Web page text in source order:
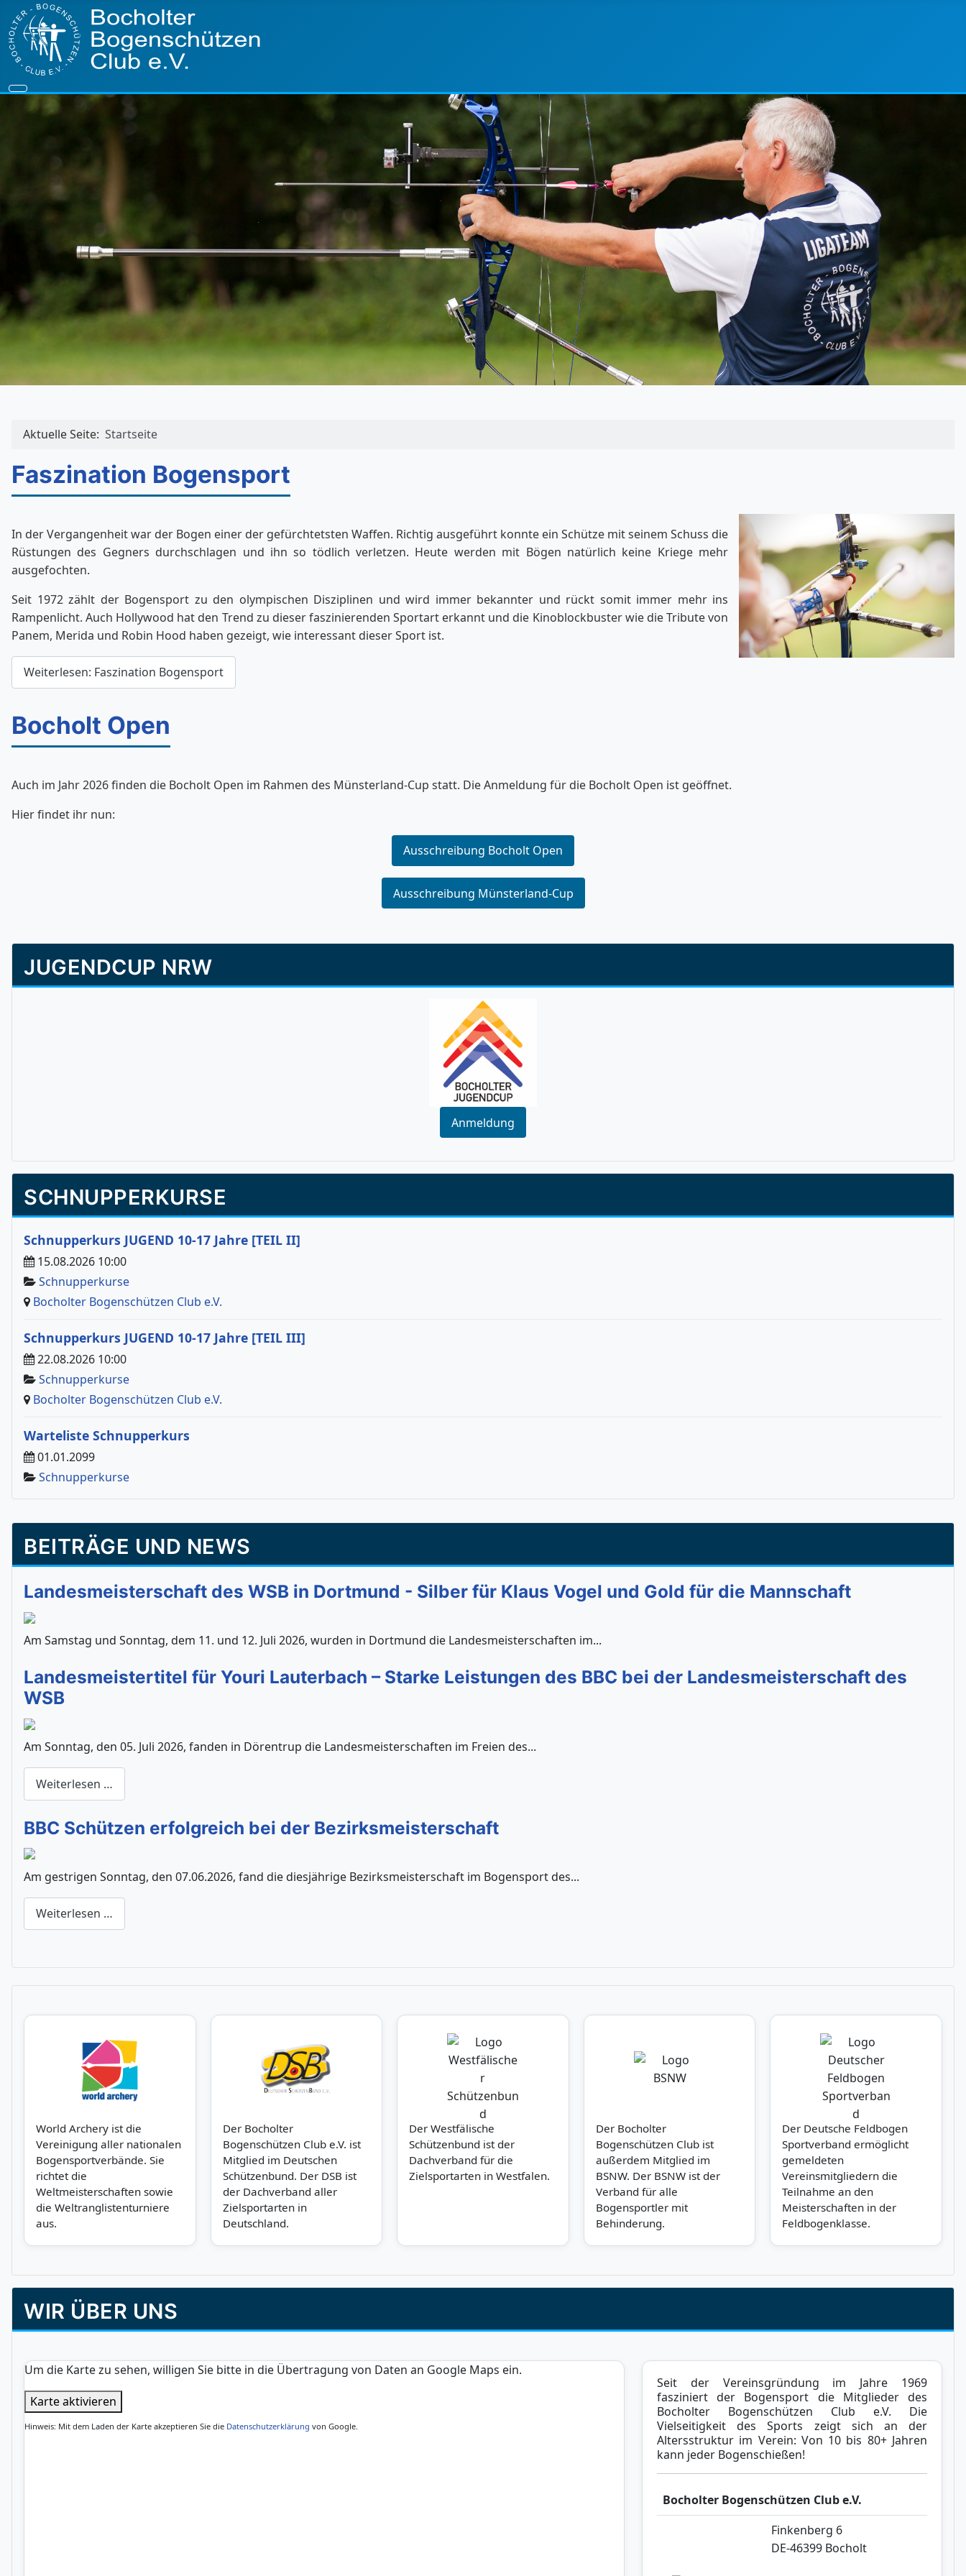
BEITRÄGE UND NEWS
Landesmeisterschaft des WSB in Dortmund - Silber für Klaus Vogel und Gold für die Mannschaft
Am Samstag und Sonntag, dem 11. und 12. Juli 2026, wurden in Dortmund die Landesmeisterschaften im...
Landesmeistertitel für Youri Lauterbach – Starke Leistungen des BBC bei der Landesmeisterschaft des
WSB
Am Sonntag, den 05. Juli 2026, fanden in Dörentrup die Landesmeisterschaften im Freien des...
Weiterlesen …
BBC Schützen erfolgreich bei der Bezirksmeisterschaft
Am gestrigen Sonntag, den 07.06.2026, fand die diesjährige Bezirksmeisterschaft im Bogensport des...
Weiterlesen …
Aktuelle Seite: Startseite
Faszination Bogensport
In der Vergangenheit war der Bogen einer der gefürchtetsten Waffen. Richtig ausgeführt konnte ein Schütze mit seinem Schuss die
Rüstungen des Gegners durchschlagen und ihn so tödlich verletzen. Heute werden mit Bögen natürlich keine Kriege mehr
ausgefochten.
Seit 1972 zählt der Bogensport zu den olympischen Disziplinen und wird immer bekannter und rückt somit immer mehr ins
Rampenlicht. Auch Hollywood hat den Trend zu dieser faszinierenden Sportart erkannt und die Kinoblockbuster wie die Tribute von
Panem, Merida und Robin Hood haben gezeigt, wie interessant dieser Sport ist.
Weiterlesen: Faszination Bogensport
Bocholt Open
Auch im Jahr 2026 finden die Bocholt Open im Rahmen des Münsterland-Cup statt. Die Anmeldung für die Bocholt Open ist geöffnet.
Hier findet ihr nun:
Ausschreibung Bocholt Open
Ausschreibung Münsterland-Cup
JUGENDCUP NRW
Anmeldung
SCHNUPPERKURSE
Schnupperkurs JUGEND 10-17 Jahre [TEIL II]
15.08.2026 10:00
Schnupperkurse
Bocholter Bogenschützen Club e.V.
Schnupperkurs JUGEND 10-17 Jahre [TEIL III]
22.08.2026 10:00
Schnupperkurse
Bocholter Bogenschützen Club e.V.
Warteliste Schnupperkurs
01.01.2099
Schnupperkurse
World Archery ist die
Vereinigung aller nationalen
Bogensportverbände. Sie
richtet die
Weltmeisterschaften sowie
die Weltranglistenturniere
aus.
Der Bocholter
Bogenschützen Club e.V. ist
Mitglied im Deutschen
Schützenbund. Der DSB ist
der Dachverband aller
Zielsportarten in
Deutschland.
Der Westfälische
Schützenbund ist der
Dachverband für die
Zielsportarten in Westfalen.
Der Bocholter
Bogenschützen Club ist
außerdem Mitglied im
BSNW. Der BSNW ist der
Verband für alle
Bogensportler mit
Behinderung.
Der Deutsche Feldbogen
Sportverband ermöglicht
gemeldeten
Vereinsmitgliedern die
Teilnahme an den
Meisterschaften in der
Feldbogenklasse.
WIR ÜBER UNS
Um die Karte zu sehen, willigen Sie bitte in die Übertragung von Daten an Google Maps ein.
Karte aktivieren
Hinweis: Mit dem Laden der Karte akzeptieren Sie die Datenschutzerklärung von Google.
Seit der Vereinsgründung im Jahre 1969
fasziniert der Bogensport die Mitglieder des
Bocholter Bogenschützen Club e.V. Die
Vielseitigkeit des Sports zeigt sich an der
Altersstruktur im Verein: Von 10 bis 80+ Jahren
kann jeder Bogenschießen!
Bocholter Bogenschützen Club e.V.
Finkenberg 6
DE-46399 Bocholt